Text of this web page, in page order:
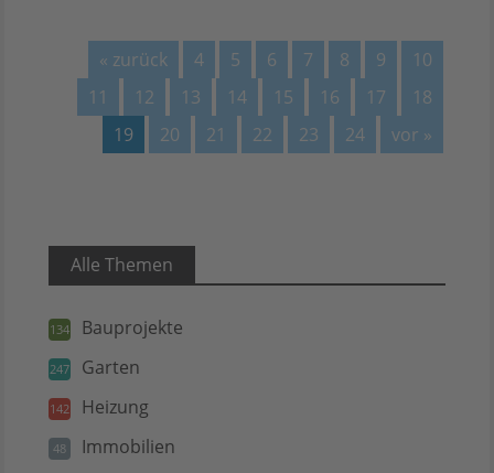
« zurück 4 5 6 7 8 9
10
11
12 13 14 15 16 17
18
19
20 21 22 23 24 vor »
Alle Themen
134 Bauprojekte
247 Garten
142 Heizung
48 Immobilien